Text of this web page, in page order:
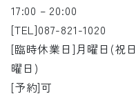
17:00 – 20:00
[TEL]087-821-1020
[臨時休業日]月曜日(祝
曜日)
[予約]可